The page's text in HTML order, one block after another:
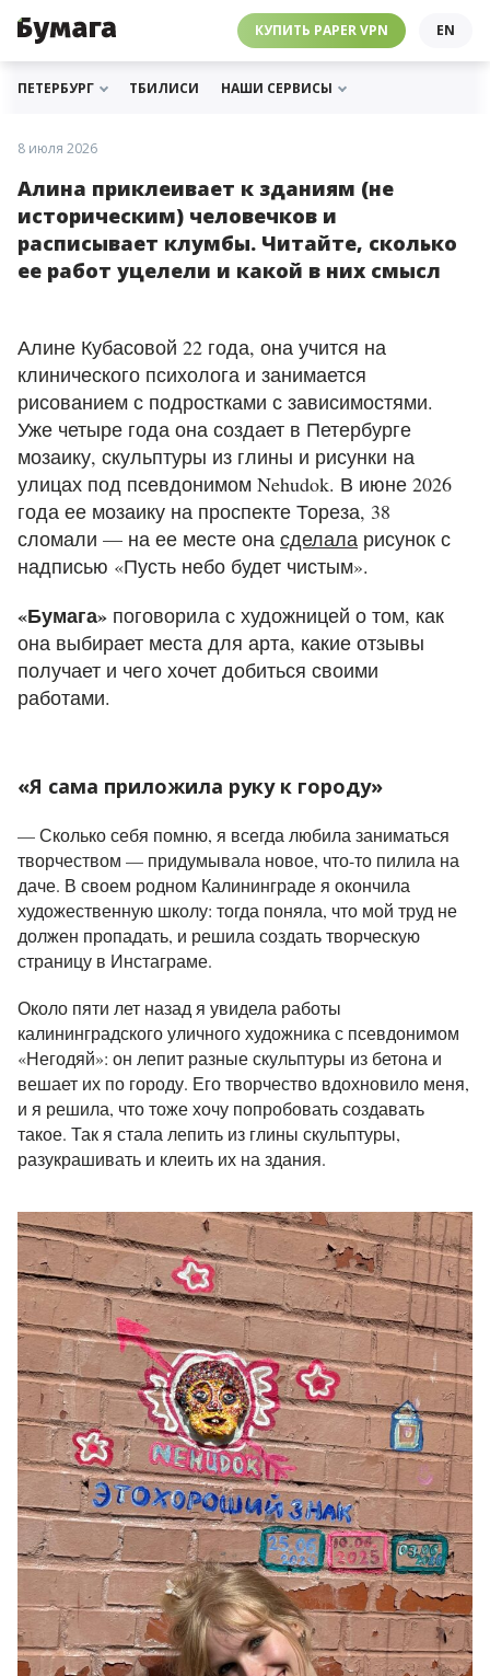
КУПИТЬ PAPER VPN EN
РАССЫЛКИ
МЫ В ИНСТАГРАМЕ
ПОДДЕРЖАТЬ «БУМАГУ»
ПЕТЕРБУРГ ТБИЛИСИ НАШИ СЕРВИСЫ
ЧЕБУРНЕТ
⛔️ ГАЙД ПРО ЧЕБУРНЕТ
МЫ В ТЕЛЕГРАМЕ
PAPER VPN
8 июля 2026
Алина приклеивает к зданиям (не
историческим) человечков и
расписывает клумбы. Читайте, сколько
ее работ уцелели и какой в них смысл
Алине Кубасовой 22 года, она учится на
клинического психолога и занимается
рисованием с подростками с зависимостями.
Уже четыре года она создает в Петербурге
мозаику, скульптуры из глины и рисунки на
улицах под псевдонимом Nehudok. В июне 2026
года ее мозаику на проспекте Тореза, 38
сломали — на ее месте она сделала рисунок с
надписью «Пусть небо будет чистым».
«Бумага» поговорила с художницей о том, как
она выбирает места для арта, какие отзывы
получает и чего хочет добиться своими
работами.
«Я сама приложила руку к городу»
— Сколько себя помню, я всегда любила заниматься
творчеством — придумывала новое, что-то пилила на
даче. В своем родном Калининграде я окончила
художественную школу: тогда поняла, что мой труд не
должен пропадать, и решила создать творческую
страницу в Инстаграме.
Около пяти лет назад я увидела работы
калининградского уличного художника с псевдонимом
«Негодяй»: он лепит разные скульптуры из бетона и
вешает их по городу. Его творчество вдохновило меня,
и я решила, что тоже хочу попробовать создавать
такое. Так я стала лепить из глины скульптуры,
разукрашивать и клеить их на здания.